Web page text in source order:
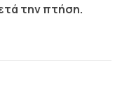
την πτήση.